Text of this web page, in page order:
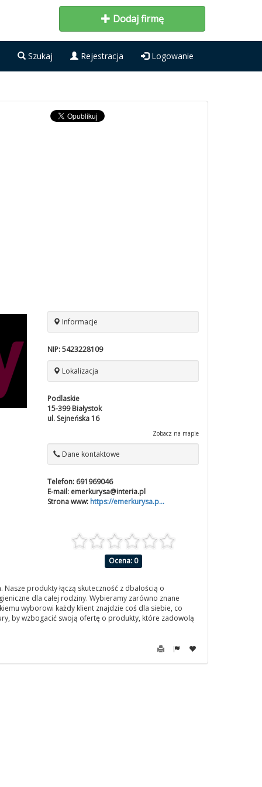
Dodaj firmę
Szukaj Rejestracja Logowanie
Informacje
NIP:5423228109
Lokalizacja
Podlaskie
15-399 Białystok
ul. Sejneńska 16
Zobacz na mapie
Dane kontaktowe
Telefon: 691969046
E-mail: emerkurysa@interia.pl
Strona www: https://emerkurysa.p...
Ocena: 0
produkty łączą skuteczność z dbałością o
dla całej rodziny. Wybieramy zarówno znane
wyborowi każdy klient znajdzie coś dla siebie, co
by wzbogacić swoją ofertę o produkty, które zadowolą